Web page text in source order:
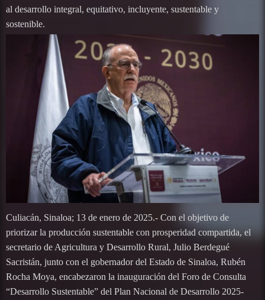
al desarrollo integral, equitativo, incluyente, sustentable y
sostenible.
Culiacán, Sinaloa; 13 de enero de 2025.- Con el objetivo de
priorizar la producción sustentable con prosperidad compartida, el
secretario de Agricultura y Desarrollo Rural, Julio Berdegué
Sacristán, junto con el gobernador del Estado de Sinaloa, Rubén
Rocha Moya, encabezaron la inauguración del Foro de Consulta
“Desarrollo Sustentable” del Plan Nacional de Desarrollo 2025-